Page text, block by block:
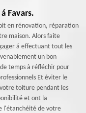
Favars.
en rénovation, réparation
maison. Alors faite
á effectuant tout les
un bon
temps à réfléchir pour
Et éviter le
toiture pendant les
et ont la
l'étanchéité de votre